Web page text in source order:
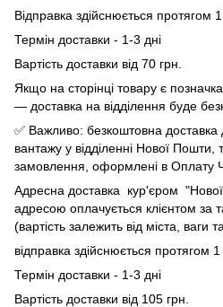
Відправка здійснюється протягом
Термін доставки - 1-3 дні
Вартість доставки від 70 грн.
Якщо на сторінці товару є
— доставка на відділення буде
✅ Важливо: безкоштовна
вантажу у відділенні Нової
замовлення, оформлені в Оплату
Адресна доставка кур'єром
адресою оплачується клієнтом
(вартість залежить від міста, ваги
відправка здійснюється протягом 1
Термін доставки - 1-3 дні
Вартість доставки від 105 грн.